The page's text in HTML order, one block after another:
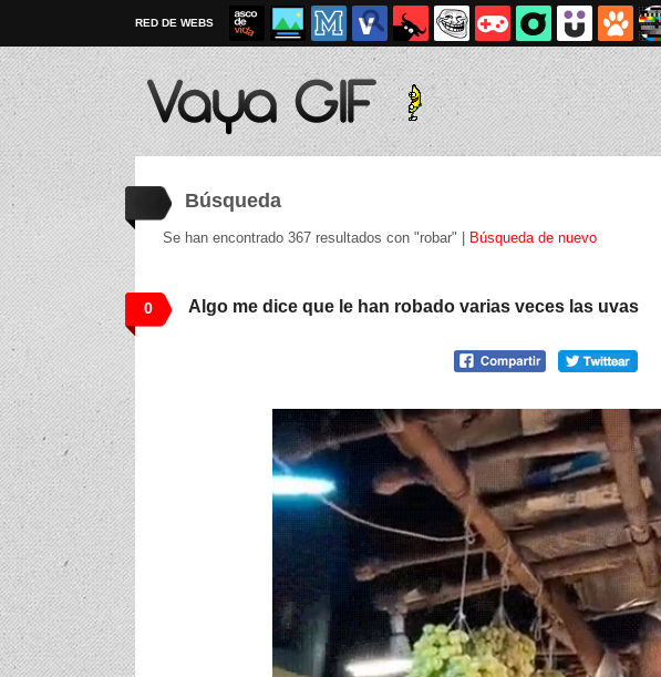
RED DE WEBS
Búsqueda
Se han encontrado 367 resultados con "robar" | Búsqueda de nuevo
0 Algo me dice que le han robado varias veces las uvas